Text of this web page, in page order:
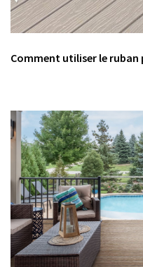
Comment utiliser le ruban